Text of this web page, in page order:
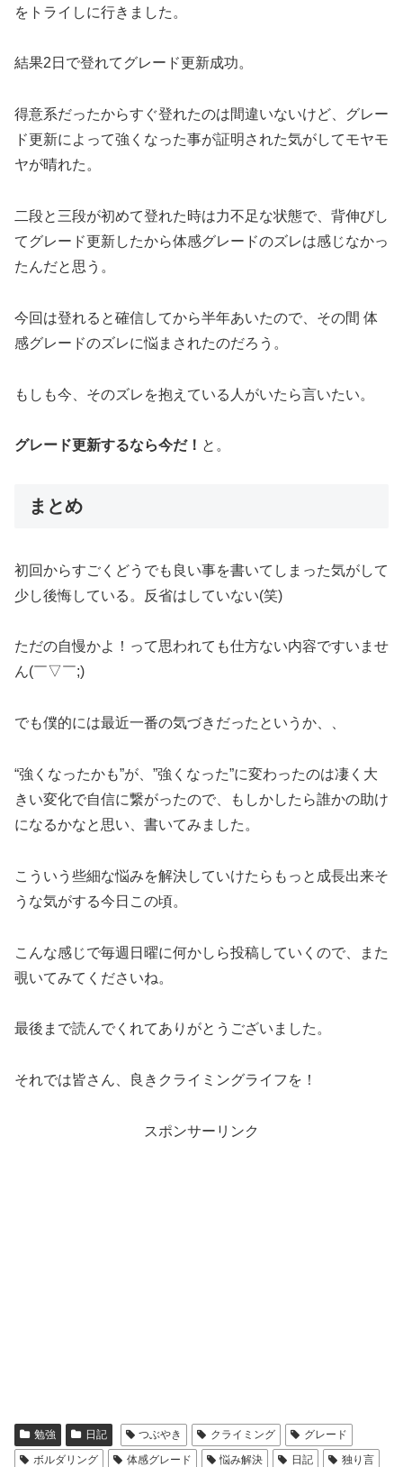
をトライしに行きました。
結果2日で登れてグレード更新成功。
得意系だったからすぐ登れたのは間違いないけど、グレー
ド更新によって強くなった事が証明された気がしてモヤモ
ヤが晴れた。
二段と三段が初めて登れた時は力不足な状態で、背伸びし
てグレード更新したから体感グレードのズレは感じなかっ
たんだと思う。
今回は登れると確信してから半年あいたので、その間 体
感グレードのズレに悩まされたのだろう。
もしも今、そのズレを抱えている人がいたら言いたい。
グレード更新するなら今だ！ と。
まとめ
初回からすごくどうでも良い事を書いてしまった気がして
少し後悔している。反省はしていない(笑)
ただの自慢かよ！って思われても仕方ない内容ですいませ
ん(￣▽￣;)
でも僕的には最近一番の気づきだったというか、、
“強くなったかも”が、”強くなった”に変わったのは凄く大
きい変化で自信に繋がったので、もしかしたら誰かの助け
になるかなと思い、書いてみました。
こういう些細な悩みを解決していけたらもっと成長出来そ
うな気がする今日この頃。
こんな感じで毎週日曜に何かしら投稿していくので、また
覗いてみてくださいね。
最後まで読んでくれてありがとうございました。
それでは皆さん、良きクライミングライフを！
スポンサーリンク
勉強 日記 つぶやき クライミング
グレード
ボルダリング
体感グレード 悩み解決 日記 独り言